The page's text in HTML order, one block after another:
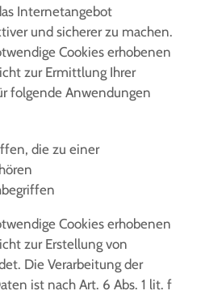
Internetangebot
und sicherer zu machen.
Cookies erhobenen
zur Ermittlung Ihrer
folgende Anwendungen
die zu einer
Cookies erhobenen
zur Erstellung von
Die Verarbeitung der
ist nach Art. 6 Abs. 1 lit. f